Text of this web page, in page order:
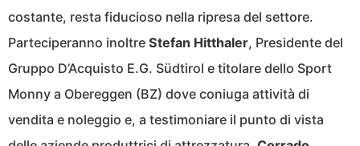
costante, resta fiducioso nella ripresa del settore.
Parteciperanno inoltre Stefan Hitthaler, Presidente del
Gruppo D’Acquisto E.G. Südtirol e titolare dello Sport
Monny a Obereggen (BZ) dove coniuga attività di
vendita e noleggio e, a testimoniare il punto di vista